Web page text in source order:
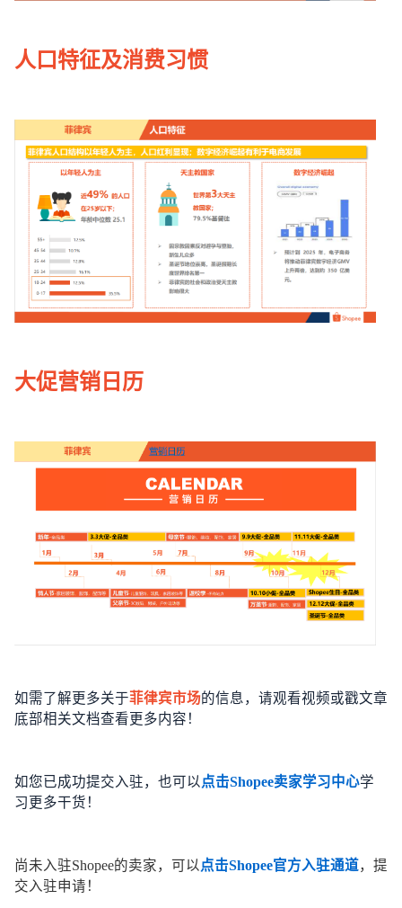
人口特征及消费习惯
大促营销日历
如需了解更多关于菲律宾市场的信息，请观看视频或戳文章
底部相关文档查看更多内容！
如您已成功提交入驻，也可以 点击Shopee卖家学习中心学
习更多干货！
尚未入驻Shopee的卖家，可以 点击Shopee官方入驻通道，提
交入驻申请！